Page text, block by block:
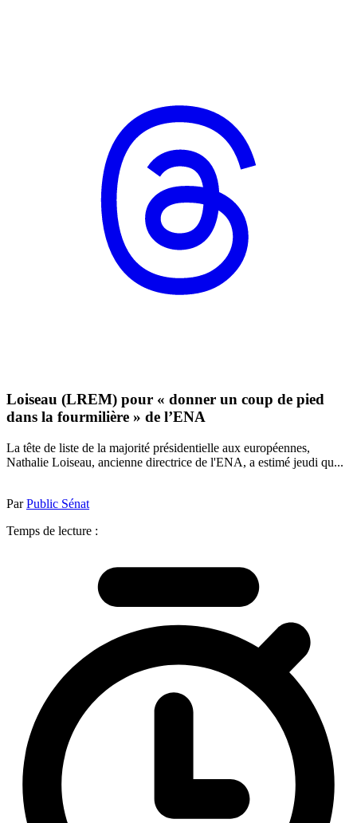
Loiseau (LREM) pour « donner un coup de pied
dans la fourmilière » de l’ENA
La tête de liste de la majorité présidentielle aux européennes,
Nathalie Loiseau, ancienne directrice de l'ENA, a estimé jeudi qu...
ParPublic Sénat
Temps de lecture :